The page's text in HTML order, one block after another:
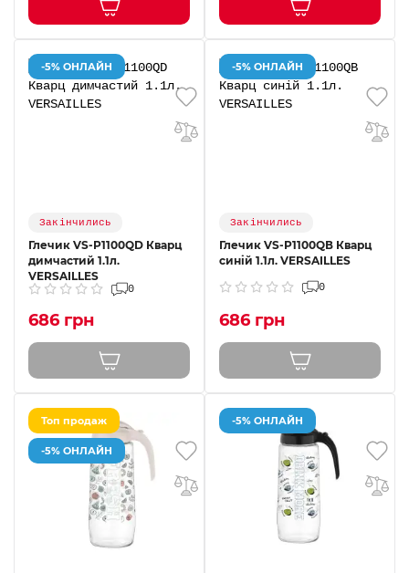
-5% ОНЛАЙН
Закінчились
Глечик VS-P1100QD Кварц
димчастий 1.1л.
VERSAILLES
0
686 грн
-5% ОНЛАЙН
Закінчились
Глечик VS-P1100QВ Кварц
синій 1.1л. VERSAILLES
0
686 грн
Топ продаж
-5% ОНЛАЙН
-5% ОНЛАЙН